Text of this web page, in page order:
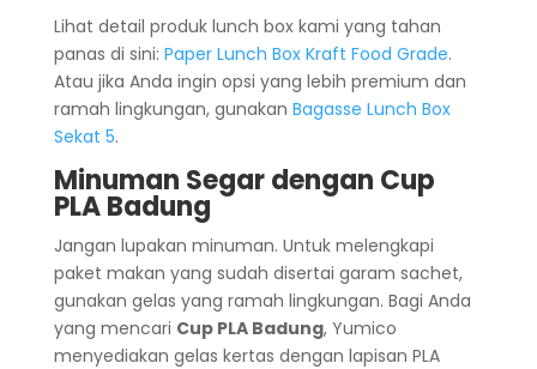
Lihat detail produk lunch box kami yang tahan
panas di sini: Paper Lunch Box Kraft Food Grade.
Atau jika Anda ingin opsi yang lebih premium dan
ramah lingkungan, gunakan Bagasse Lunch Box
Sekat 5.
Minuman Segar dengan Cup
PLA Badung
Jangan lupakan minuman. Untuk melengkapi
paket makan yang sudah disertai garam sachet,
gunakan gelas yang ramah lingkungan. Bagi Anda
yang mencari Cup PLA Badung, Yumico
menyediakan gelas kertas dengan lapisan PLA